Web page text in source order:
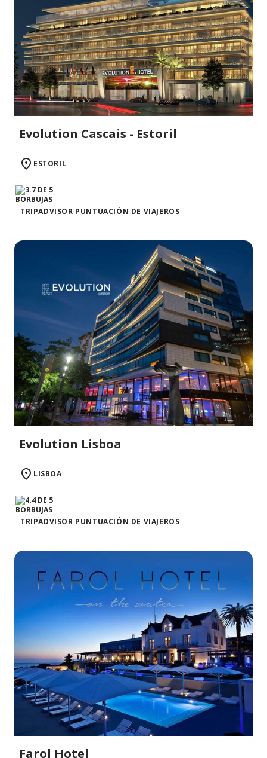
Evolution Cascais - Estoril
ESTORIL
TRIPADVISOR PUNTUACIÓN DE VIAJEROS
Evolution Lisboa
LISBOA
TRIPADVISOR PUNTUACIÓN DE VIAJEROS
Farol Hotel